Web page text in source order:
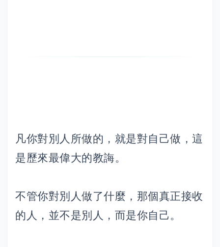
凡你對別人所做的，就是對自己做，這
是歷來最偉大的教誨。
不管你對別人做了什麼，那個真正接收
的人，並不是別人，而是你自己。